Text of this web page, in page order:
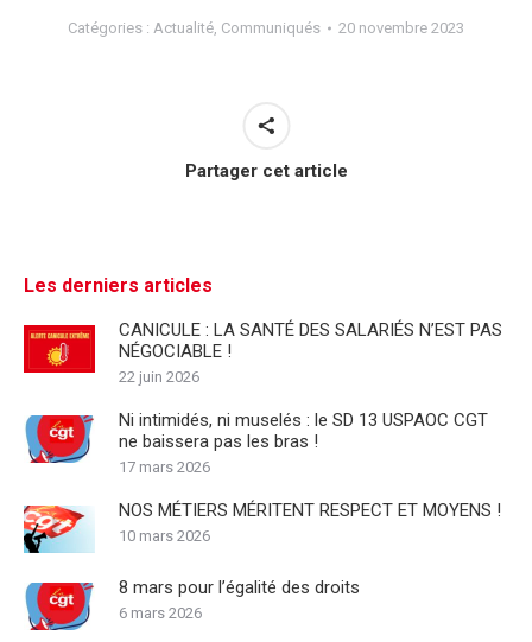
Catégories : Actualité, Communiqués 20 novembre 2023
Partager cet article
Les derniers articles
CANICULE : LA SANTÉ DES SALARIÉS N’EST PAS
NÉGOCIABLE !
22 juin 2026
Ni intimidés, ni muselés : le SD 13 USPAOC CGT
ne baissera pas les bras !
17 mars 2026
NOS MÉTIERS MÉRITENT RESPECT ET MOYENS !
10 mars 2026
8 mars pour l’égalité des droits
6 mars 2026